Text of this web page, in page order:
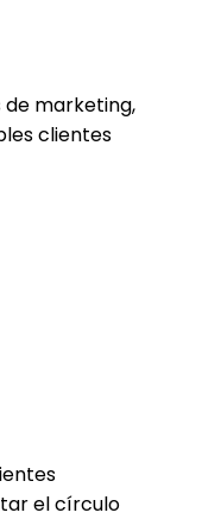
marketing,
clientes
el círculo